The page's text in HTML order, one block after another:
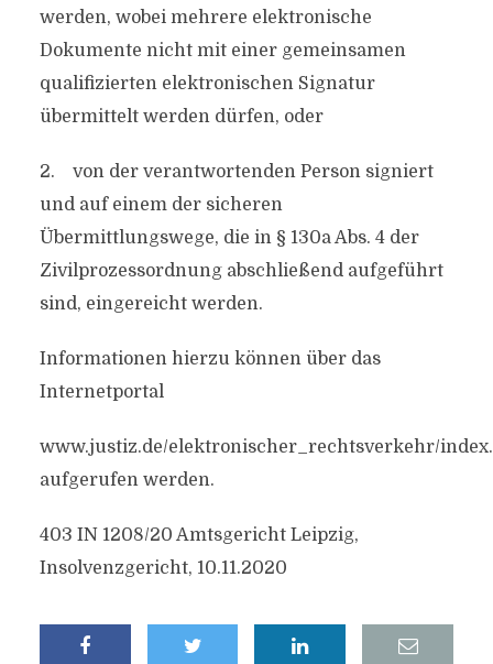
werden, wobei mehrere elektronische
Dokumente nicht mit einer gemeinsamen
qualifizierten elektronischen Signatur
übermittelt werden dürfen, oder
2. von der verantwortenden Person signiert
und auf einem der sicheren
Übermittlungswege, die in § 130a Abs. 4 der
Zivilprozessordnung abschließend aufgeführt
sind, eingereicht werden.
Informationen hierzu können über das
Internetportal
www.justiz.de/elektronischer_rechtsverkehr/
aufgerufen werden.
403 IN 1208/20 Amtsgericht Leipzig,
Insolvenzgericht, 10.11.2020